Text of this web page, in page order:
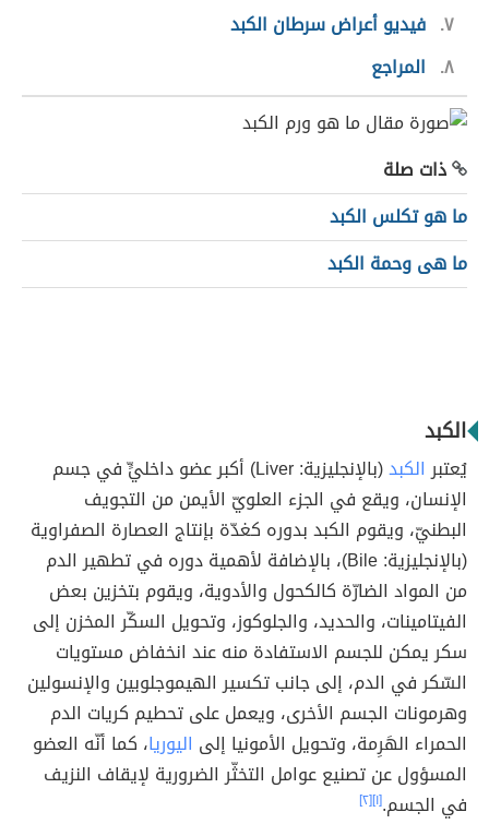
٧ فيديو أعراض سرطان الكبد
٨ المراجع
ذات صلة
ما هو تكلس الكبد
ما هى وحمة الكبد
الكبد
يُعتبرالكبد
(بالإنجليزية: Liver) أكبر عضو داخليٍّ في جسم
الإنسان، ويقع في الجزء العلويّ الأيمن من التجويف
البطنيّ، ويقوم الكبد بدوره كغدّة بإنتاج العصارة الصفراوية
(بالإنجليزية: Bile)، بالإضافة لأهمية دوره في تطهير الدم
من المواد الضارّة كالكحول والأدوية، ويقوم بتخزين بعض
الفيتامينات، والحديد، والجلوكوز، وتحويل السكّر المخزن إلى
سكر يمكن للجسم الاستفادة منه عند انخفاض مستويات
السّكر في الدم، إلى جانب تكسير الهيموجلوبين والإنسولين
وهرمونات الجسم الأخرى، ويعمل على تحطيم كريات الدم
الحمراء الهَرِمة، وتحويل الأمونيا إلى اليوريا، كما أنّه العضو
المسؤول عن تصنيع عوامل التخثّر الضرورية لإيقاف النزيف
في الجسم.[١] [٢]